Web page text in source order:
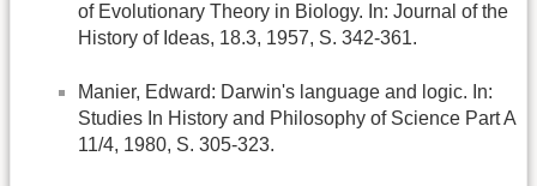
of Evolutionary Theory in Biology. In: Journal of the
History of Ideas, 18.3, 1957, S. 342-361.
Manier, Edward: Darwin's language and logic. In:
Studies In History and Philosophy of Science Part A
11/4, 1980, S. 305-323.